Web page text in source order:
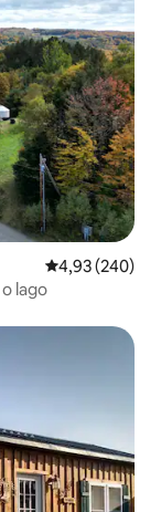
4,93 de uma
4,93 (240)
lago